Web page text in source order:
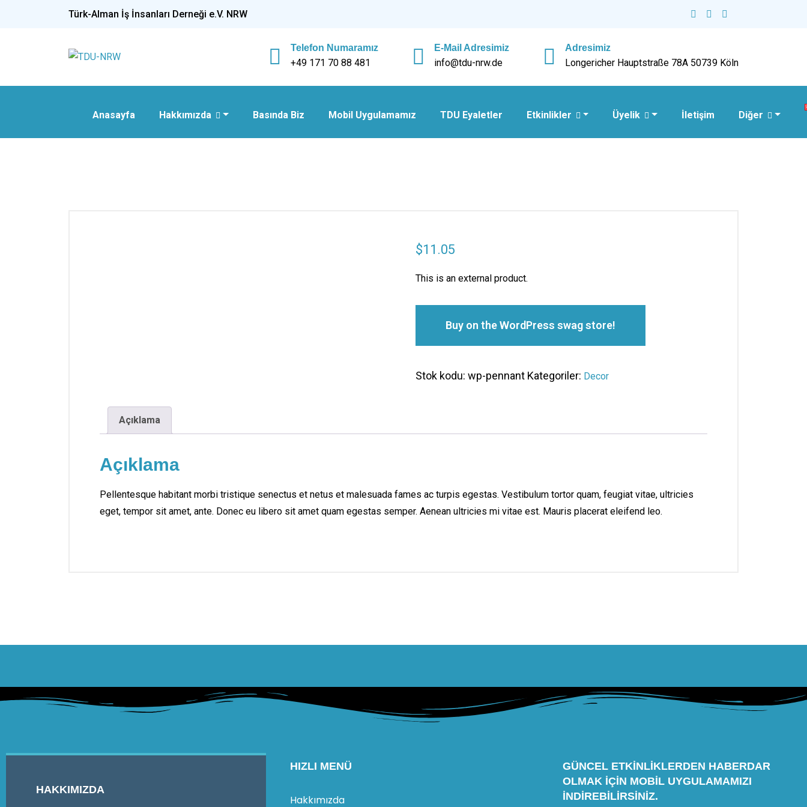
Türk-Alman İş İnsanları Derneği e.V. NRW
Telefon Numaramız
+49 171 70 88 481
E-Mail Adresimiz
info@tdu-nrw.de
Adresimiz
Longericher Hauptstraße 78A 50739 Köln
Anasayfa Hakkımızda Basında Biz Mobil Uygulamamız TDU Eyaletler Etkinlikler Üyelik İletişim Diğer
$11.05
This is an external product.
Buy on the WordPress swag store!
Stok kodu:wp-pennant Kategoriler: Decor
Açıklama
Açıklama
Pellentesque habitant morbi tristique senectus et netus et malesuada fames ac turpis egestas. Vestibulum tortor quam, feugiat vitae, ultricies
eget, tempor sit amet, ante. Donec eu libero sit amet quam egestas semper. Aenean ultricies mi vitae est. Mauris placerat eleifend leo.
HAKKIMIZDA
HIZLI MENÜ
Hakkımızda
GÜNCEL ETKINLIKLERDEN HABERDAR
OLMAK IÇIN MOBIL UYGULAMAMIZI
INDIREBILIRSINIZ.